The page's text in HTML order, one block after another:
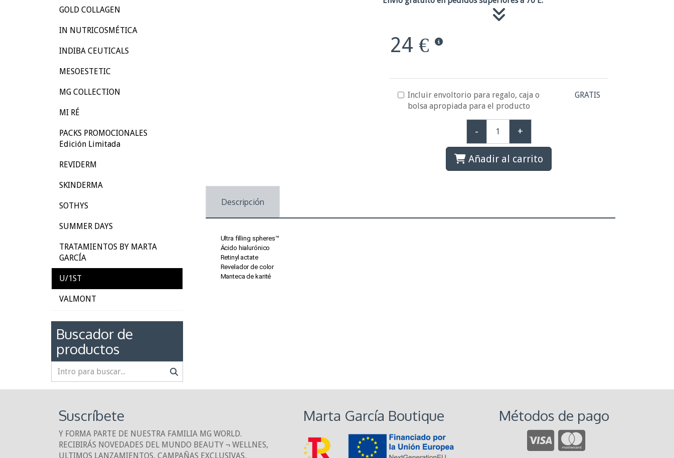
24 €
Incluir envoltorio para regalo, caja o
bolsa apropiada para el producto
GRATIS
- +
Añadir al carrito
Descripción
Ultra filling spheres™
Ácido hialurónico
Retinyl actate
Revelador de color
Manteca de karité
GOLD COLLAGEN
IN NUTRICOSMÉTICA
INDIBA CEUTICALS
MESOESTETIC
MG COLLECTION
MI RÉ
PACKS PROMOCIONALES
Edición Limitada
REVIDERM
SKINDERMA
SOTHYS
SUMMER DAYS
TRATAMIENTOS BY MARTA
GARCÍA
U/1ST
VALMONT
Buscador de
productos
Suscríbete
Y FORMA PARTE DE NUESTRA FAMILIA MG WORLD.
RECIBIRÁS NOVEDADES DEL MUNDO BEAUTY ¬ WELLNES,
ULTIMOS LANZAMIENTOS, CAMPAÑAS EXCLUSIVAS,
Marta García Boutique Métodos de pago